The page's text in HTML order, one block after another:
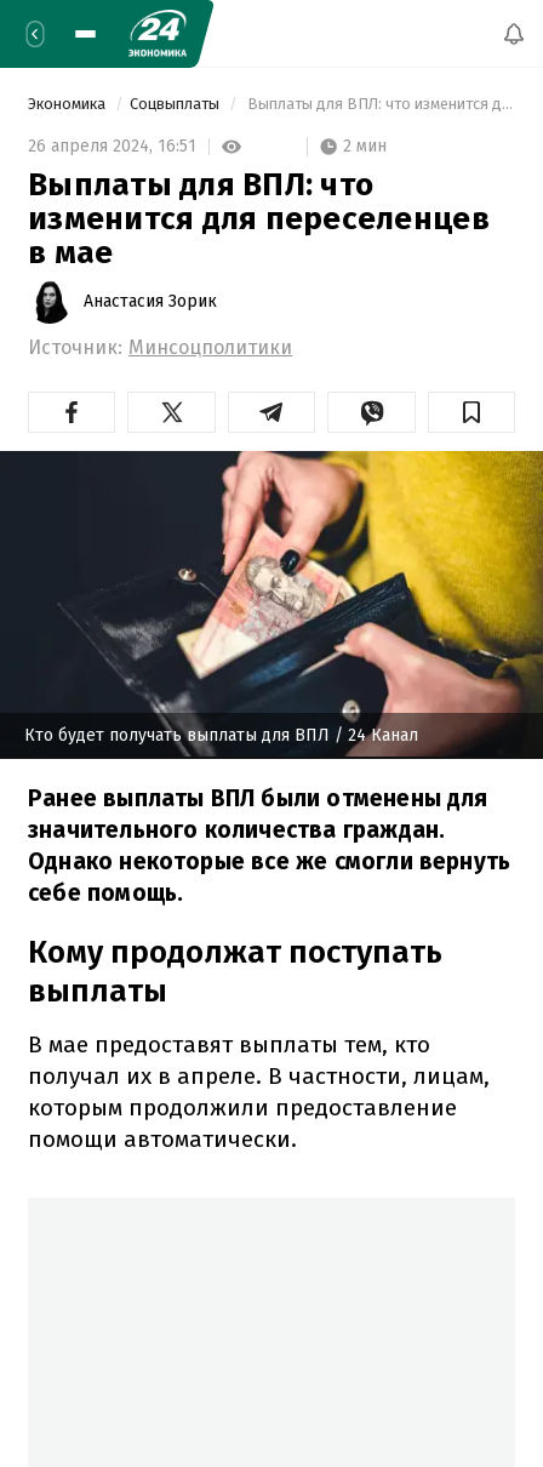
Экономика Соцвыплаты Выплаты для ВПЛ: что изменится для переселенцев в мае
26 апреля 2024, 16:51 2 мин
Выплаты для ВПЛ: что
изменится для переселенцев
в мае
Анастасия Зорик
Источник: Минсоцполитики
Кто будет получать выплаты для ВПЛ / 24 Канал
Ранее выплаты ВПЛ были отменены для
значительного количества граждан.
Однако некоторые все же смогли вернуть
себе помощь.
Кому продолжат поступать
выплаты
В мае предоставят выплаты тем, кто
получал их в апреле. В частности, лицам,
которым продолжили предоставление
помощи автоматически.